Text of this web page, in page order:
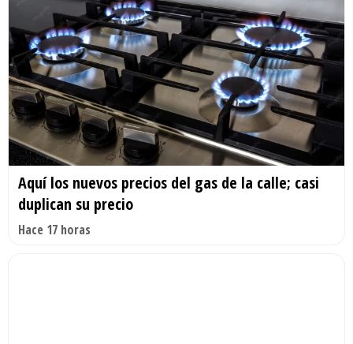
Aquí los nuevos precios del gas de la calle; casi
duplican su precio
Hace 17 horas